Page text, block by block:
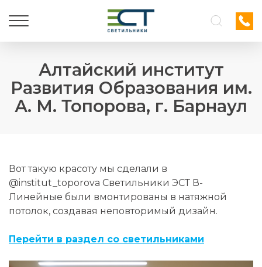
Алтайский институт
Развития Образования им.
А. М. Топорова, г. Барнаул
Вот такую красоту мы сделали в
@institut_toporova Светильники ЭСТ В-
Линейные были вмонтированы в натяжной
потолок, создавая неповторимый дизайн.
Перейти в раздел со светильниками